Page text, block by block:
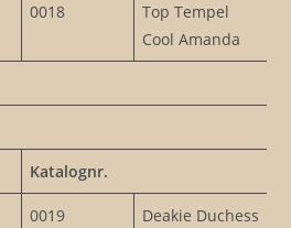
0018
Top Tempel
Cool Amanda
Katalognr.
0019
Deakie Duchess